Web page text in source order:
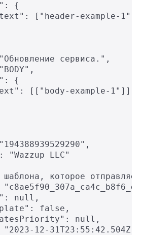
{
["header-example-1"]
сервиса.",
{
[["body-example-1"]]
"Wazzup LLC"
которое
null,
false,
null,
12-31T23:55:42.504Z",